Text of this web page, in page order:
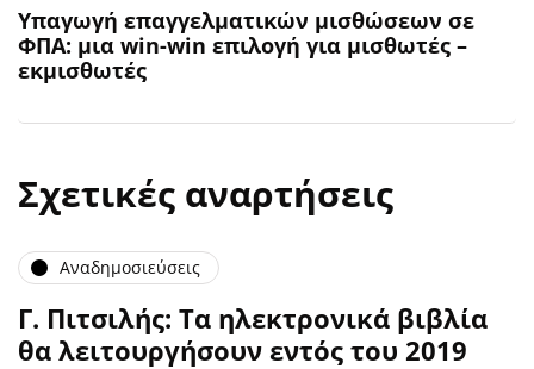
Υπαγωγή επαγγελματικών μισθώσεων σε
ΦΠΑ: μια win-win επιλογή για μισθωτές –
εκμισθωτές
Σχετικές αναρτήσεις
Αναδημοσιεύσεις
Γ. Πιτσιλής: Τα ηλεκτρονικά βιβλία
θα λειτουργήσουν εντός του 2019